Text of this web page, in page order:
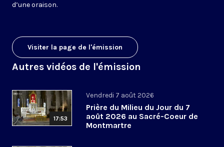
d’une oraison.
Visiter la page de l'émission
Autres vidéos de l'émission
17:53
Vendredi 7 août 2026
Prière du Milieu du Jour du 7
août 2026 au Sacré-Coeur de
Montmartre